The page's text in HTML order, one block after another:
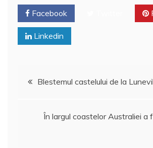
Facebook
Linkedin
Navigare
Blestemul castelului de la
În largul coastelor Australiei a